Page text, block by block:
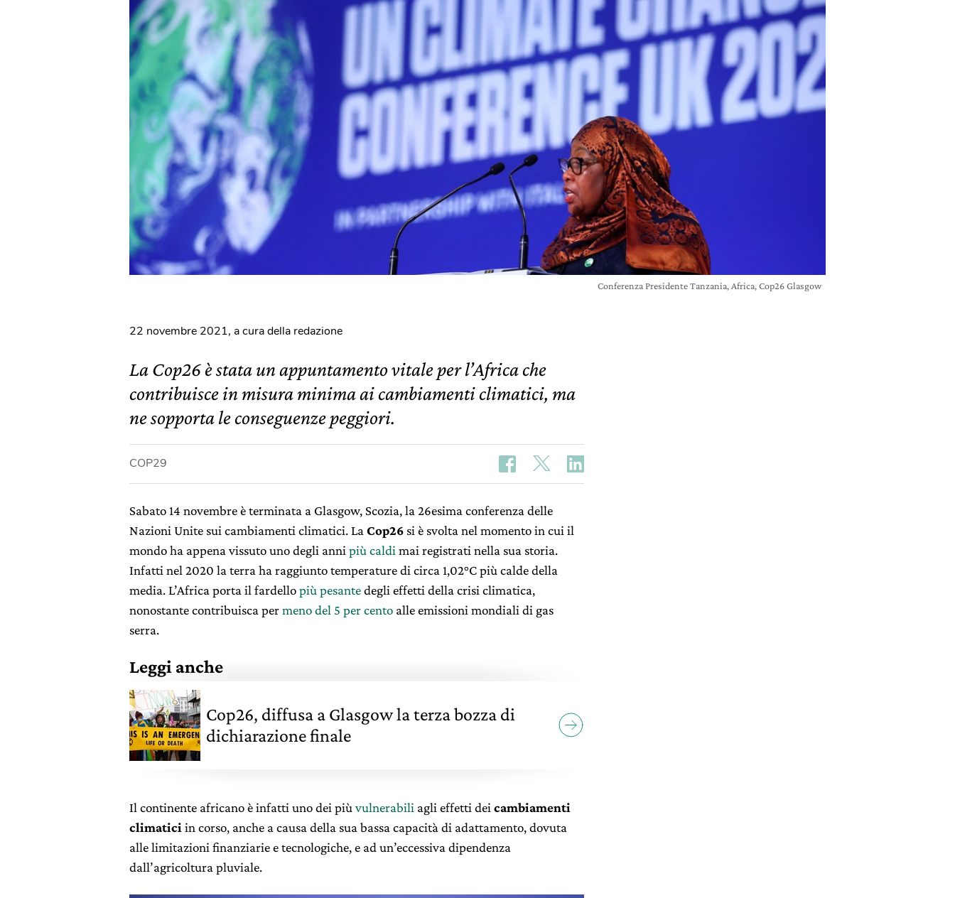
Conferenza Presidente Tanzania, Africa, Cop26 Glasgow
22 novembre 2021, a cura della redazione
La Cop26 è stata un appuntamento vitale per l’Africa che
contribuisce in misura minima ai cambiamenti climatici, ma
ne sopporta le conseguenze peggiori.
COP29
Sabato 14 novembre è terminata a Glasgow, Scozia, la 26esima conferenza delle
Nazioni Unite sui cambiamenti climatici. La Cop26 si è svolta nel momento in cui il
mondo ha appena vissuto uno degli anni più caldi mai registrati nella sua storia.
Infatti nel 2020 la terra ha raggiunto temperature di circa 1,02°C più calde della
media. L’Africa porta il fardellopiù pesantedegli effetti della crisi climatica,
nonostante contribuisca permeno del 5 per cento alle emissioni mondiali di gas
serra.
Leggi anche
Cop26, diffusa a Glasgow la terza bozza di
dichiarazione finale
Il continente africano è infatti uno dei più vulnerabili agli effetti dei cambiamenti
climatici in corso, anche a causa della sua bassa capacità di adattamento, dovuta
alle limitazioni finanziarie e tecnologiche, e ad un’eccessiva dipendenza
dall’agricoltura pluviale.